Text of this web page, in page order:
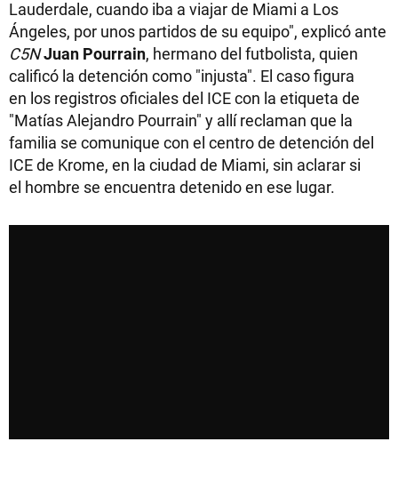
Lauderdale, cuando iba a viajar de Miami a Los
Ángeles, por unos partidos de su equipo", explicó ante
C5NJuan Pourrain, hermano del futbolista, quien
calificó la detención como "injusta". El caso figura
en los registros oficiales del ICE con la etiqueta de
"Matías Alejandro Pourrain" y allí reclaman que la
familia se comunique con el centro de detención del
ICE de Krome, en la ciudad de Miami, sin aclarar si
el hombre se encuentra detenido en ese lugar.